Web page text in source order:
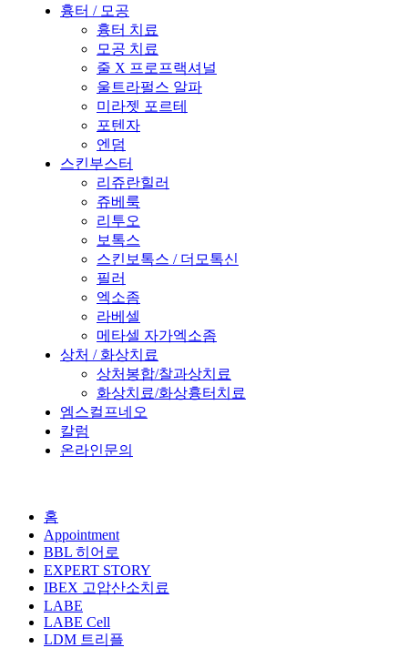
흉터 / 모공
흉터 치료
모공 치료
줄 X 프로프랙셔널
울트라펄스 알파
미라젯 포르테
포텐자
엔덤
스킨부스터
리쥬란힐러
쥬베룩
리투오
보톡스
스킨보톡스 / 더모톡신
필러
엑소좀
라베셀
메타셀 자가엑소좀
상처 / 화상치료
상처봉합/찰과상치료
화상치료/화상흉터치료
엠스컬프네오
칼럼
온라인문의
홈
Appointment
BBL 히어로
EXPERT STORY
IBEX 고압산소치료
LABE
LABE Cell
LDM 트리플